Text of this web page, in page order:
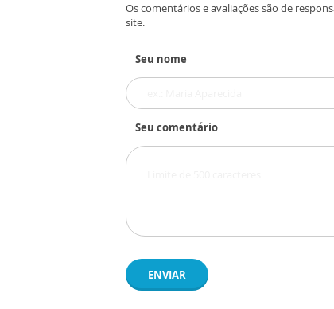
Os comentários e avaliações são de
site.
Seu nome
Seu comentário
ENVIAR